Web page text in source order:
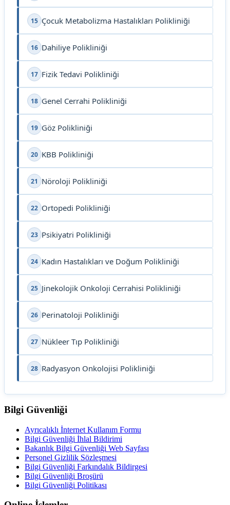
15 Çocuk Metabolizma Hastalıkları Polikliniği
16 Dahiliye Polikliniği
17 Fizik Tedavi Polikliniği
18 Genel Cerrahi Polikliniği
19 Göz Polikliniği
20 KBB Polikliniği
21 Nöroloji Polikliniği
22 Ortopedi Polikliniği
23 Psikiyatri Polikliniği
24 Kadın Hastalıkları ve Doğum Polikliniği
25 Jinekolojik Onkoloji Cerrahisi Polikliniği
26 Perinatoloji Polikliniği
27 Nükleer Tıp Polikliniği
28 Radyasyon Onkolojisi Polikliniği
Bilgi Güvenliği
Ayrıcalıklı İnternet Kullanım Formu
Bilgi Güvenliği İhlal Bildirimi
Bakanlık Bilgi Güvenliği Web Sayfası
Personel Gizlilik Sözleşmesi
Bilgi Güvenliği Farkındalık Bildirgesi
Bilgi Güvenliği Broşürü
Bilgi Güvenliği Politikası